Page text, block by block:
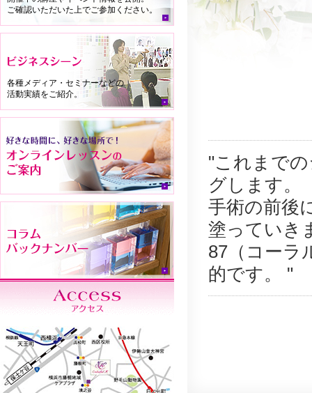
ご確認いただいた上でご参加ください。
各種メディア・セミナーなどの
活動実績をご紹介。
"これまで
グします。
手術の前後
塗っていき
87（コーラ
的です。 "